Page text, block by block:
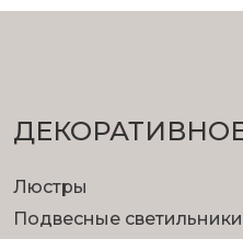
Люстры
Подвесные светильники